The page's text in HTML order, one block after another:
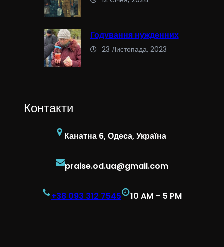
Годування нужденних
23 Листопада, 2023
Контакти
Канатна 6, Одеса, Україна
praise.od.ua@gmail.com
+38 093 312 7545 10 AM – 5 PM